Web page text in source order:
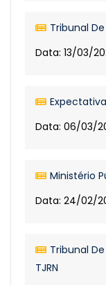
Tribunal
Data: 13/03/
Data: 06/03/
Ministério
Data: 24/02/
Tribunal
TJRN